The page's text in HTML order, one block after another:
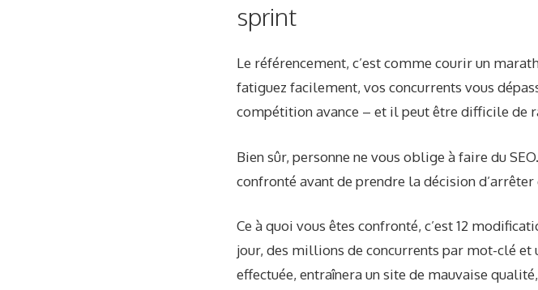
sprint
Le référencement, c’est comme courir un
fatiguez facilement, vos concurrents vous
compétition avance – et il peut être difficile de
Bien sûr, personne ne vous oblige à faire du
confronté avant de prendre la décision d’arrêter
Ce à quoi vous êtes confronté, c’est 12
jour, des millions de concurrents par mot-clé et
effectuée, entraînera un site de mauvaise